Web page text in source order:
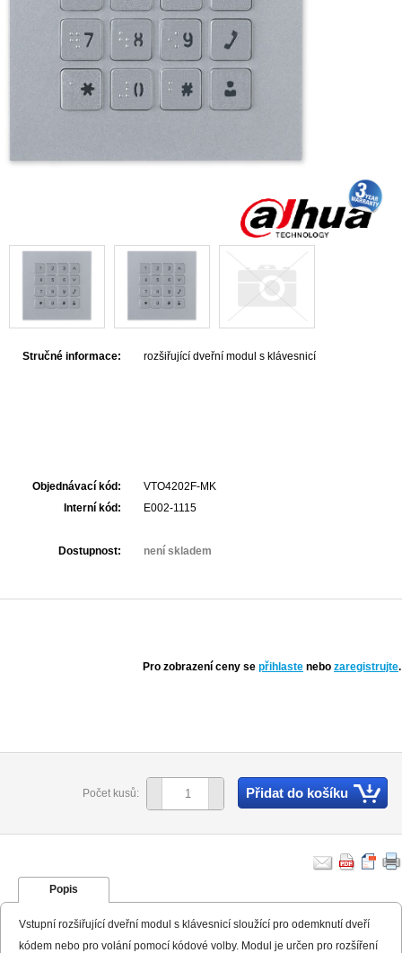
Stručné informace: rozšiřující dveřní modul s klávesnicí
Objednávací kód:
VTO4202F-MK
Interní kód:
E002-1115
Dostupnost: není skladem
Pro zobrazení ceny se přihlaste nebo zaregistrujte.
Počet kusů: Přidat do košíku
Popis
Vstupní rozšiřující dveřní modul s klávesnicí sloužící pro odemknutí dveří
kódem nebo pro volání pomocí kódové volby. Modul je určen pro rozšíření